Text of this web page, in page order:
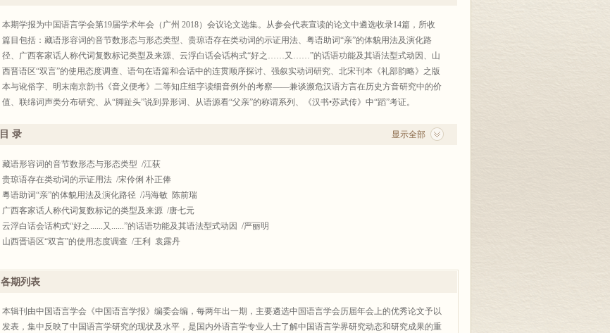
本期学报为中国语言学会第19届学术年会（广州 2018）会议论文选集。从参会代表宣读的论文中遴选收录14篇，所收
篇目包括：藏语形容词的音节数形态与形态类型、贵琼语存在类动词的示证用法、粤语助词“亲”的体貌用法及演化路
径、广西客家话人称代词复数标记类型及来源、云浮白话会话构式“好之……又……”的话语功能及其语法型式动因、山
西晋语区“双言”的使用态度调查、语句在语篇和会话中的连贯顺序探讨、强叙实动词研究、北宋刊本《礼部韵略》之版
本与讹俗字、明末南京韵书《音义便考》二等知庄组字读细音例外的考察——兼谈濒危汉语方言在历史方音研究中的价
值、联绵词声类分布研究、从“脚趾头”说到异形词、从语源看“父亲”的称谓系列、《汉书•苏武传》中“蹈”考证。
显示全部
目 录
藏语形容词的音节数形态与形态类型 /江荻
贵琼语存在类动词的示证用法 /宋伶俐 朴正俸
粵语助词“亲”的体貌用法及演化路径 /冯海敏 陈前瑞
广西客家话人称代词复数标记的类型及来源 /唐七元
云浮白话会话构式“好之......又......”的话语功能及其语法型式动因 /严丽明
山西晋语区“双言”的使用态度调查 /王利 袁露丹
强余实动词研究 /张新华
北宋刊本《礼部韵略》之版本与讹俗字 /张民权 田迪
各期列表
本辑刊由中国语言学会《中国语言学报》编委会编，每两年出一期，主要遴选中国语言学会历届年会上的优秀论文予以
发表，集中反映了中国语言学研究的现状及水平，是国内外语言学专业人士了解中国语言学界研究动态和研究成果的重